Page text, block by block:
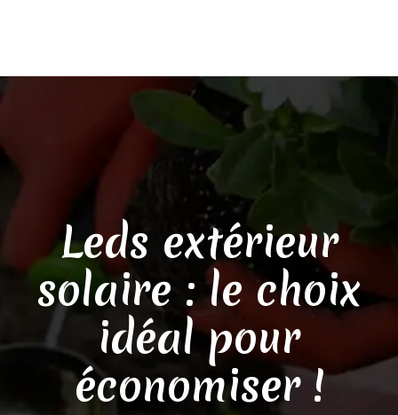
Leds extérieur
solaire : le choix
idéal pour
économiser !